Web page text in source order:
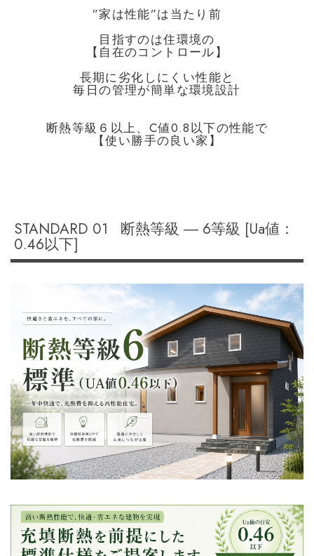
”家は性能”は当たり前
目指すのは住環境の
【自在のコントロール】
長期に劣化しにくい性能と
毎日の管理が簡単な環境設計
断熱等級６以上、C値0.8以下の性能で
【使い勝手の良い家】
STANDARD 01 断熱等級 ― 6等級 [Ua値：
0.46以下]